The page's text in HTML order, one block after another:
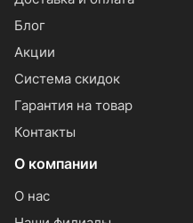
Блог
Акции
Система скидок
Гарантия на товар
Контакты
О компании
О нас